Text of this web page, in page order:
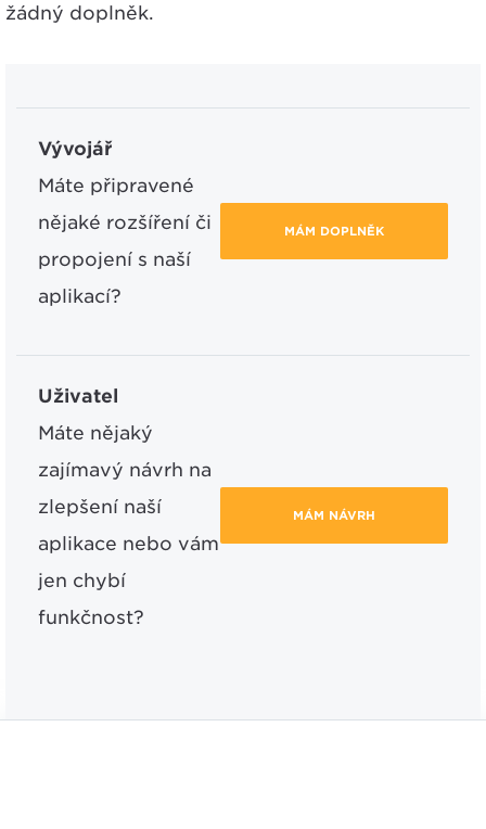
žádný doplněk.
Vývojář
Máte připravené
nějaké rozšíření či
propojení s naší
aplikací?
MÁM DOPLNĚK
Uživatel
Máte nějaký
zajímavý návrh na
zlepšení naší
aplikace nebo vám
jen chybí
funkčnost?
MÁM NÁVRH